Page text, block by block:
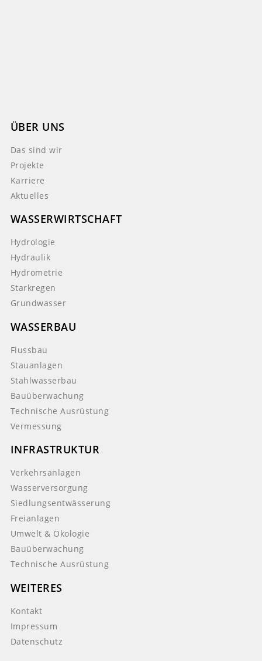
ÜBER UNS
Das sind wir
Projekte
Karriere
Aktuelles
WASSERWIRTSCHAFT
Hydrologie
Hydraulik
Hydrometrie
Starkregen
Grundwasser
WASSERBAU
Flussbau
Stauanlagen
Stahlwasserbau
Bauüberwachung
Technische Ausrüstung
Vermessung
INFRASTRUKTUR
Verkehrsanlagen
Wasserversorgung
Siedlungsentwässerung
Freianlagen
Umwelt & Ökologie
Bauüberwachung
Technische Ausrüstung
WEITERES
Kontakt
Impressum
Datenschutz